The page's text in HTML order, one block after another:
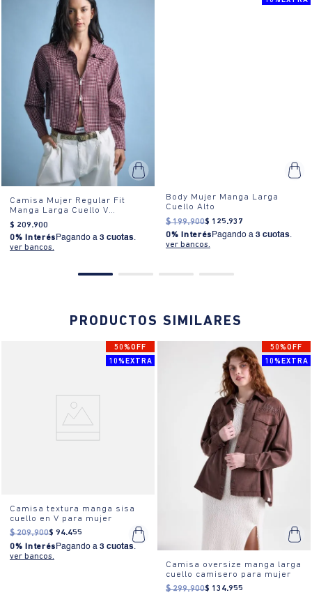
Camisa Mujer Regular Fit
Manga Larga Cuello V
Algodón
$ 209.900
0% Interés Pagando a 3 cuotas.
ver bancos.
Body Mujer Manga Larga
Cuello Alto
$ 199.900$ 125.937
0% Interés Pagando a 3 cuotas.
ver bancos.
PRODUCTOS SIMILARES
50%OFF
10%EXTRA
Camisa textura manga sisa
cuello en V para mujer
$ 209.900$ 94.455
0% Interés Pagando a 3 cuotas.
ver bancos.
50%OFF
10%EXTRA
Camisa oversize manga larga
cuello camisero para mujer
$ 299.900$ 134.955